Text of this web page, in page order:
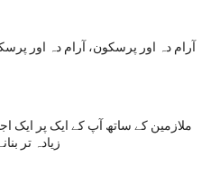
آرام دہ اور پرسکون، آرام دہ اور
ملازمین کے ساتھ آپ کے ایک پر ایک
زیادہ تر بنانے کے